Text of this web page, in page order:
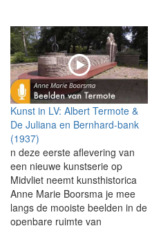
Kunst in LV: Albert Termote &
De Juliana en Bernhard-bank
(1937)
n deze eerste aflevering van
een nieuwe kunstserie op
Midvliet neemt kunsthistorica
Anne Marie Boorsma je mee
langs de mooiste beelden in de
openbare ruimte van